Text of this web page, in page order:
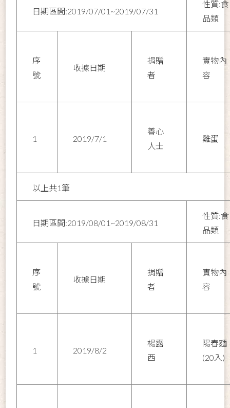
日期區間:2019/07/01~2019/07/31
性質:食
品類
序
號
收據日期
捐贈
者
實物內
容
1 2019/7/1
善心
人士
雞蛋
以上共1筆
日期區間:2019/08/01~2019/08/31
性質:食
品類
序
號
收據日期
捐贈
者
實物內
容
1 2019/8/2
楊露
西
陽春麵
(20入)